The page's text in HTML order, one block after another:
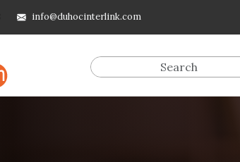
info@duhocinterlink.com